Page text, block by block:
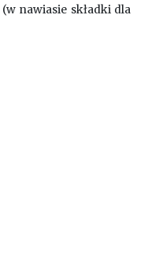
nawiasie składki dla